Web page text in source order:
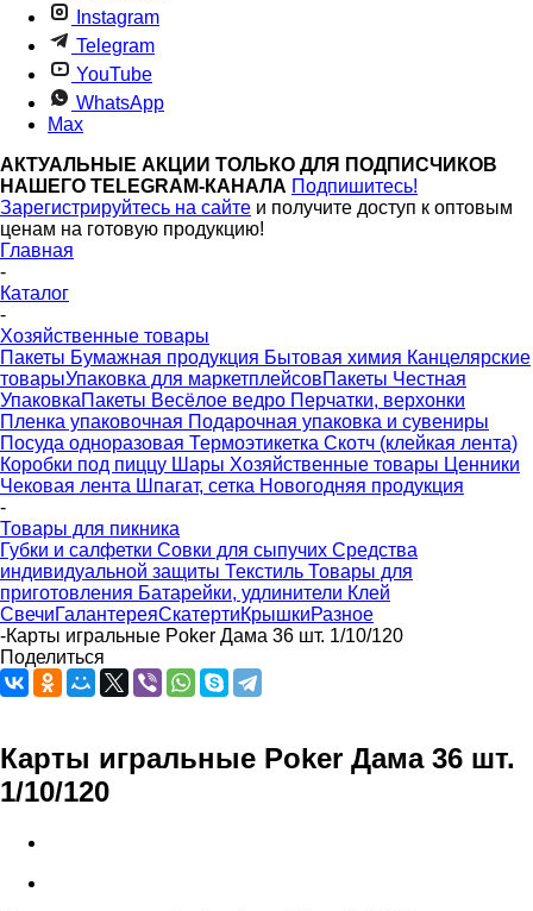
Instagram
Telegram
YouTube
WhatsApp
Max
АКТУАЛЬНЫЕ АКЦИИ ТОЛЬКО ДЛЯ ПОДПИСЧИКОВ
НАШЕГО TELEGRAM-КАНАЛА Подпишитесь!
Зарегистрируйтесь на сайте и получите доступ к оптовым
ценам на готовую продукцию!
Главная
-
Каталог
-
Хозяйственные товары
Пакеты Бумажная продукция Бытовая химия Канцелярские
товарыУпаковка для маркетплейсовПакеты Честная
УпаковкаПакеты Весёлое ведро Перчатки, верхонки
Пленка упаковочная Подарочная упаковка и сувениры
Посуда одноразовая Термоэтикетка Скотч (клейкая лента)
Коробки под пиццу Шары Хозяйственные товары Ценники
Чековая лента Шпагат, сетка Новогодняя продукция
-
Товары для пикника
Губки и салфетки Совки для сыпучих Средства
индивидуальной защиты Текстиль Товары для
приготовления Батарейки, удлинители Клей
СвечиГалантереяСкатертиКрышкиРазное
-Карты игральные Poker Дама 36 шт. 1/10/120
Поделиться
Карты игральные Poker Дама 36 шт.
1/10/120